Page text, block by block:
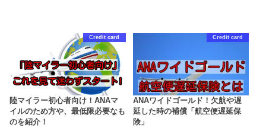
Credit card
陸マイラー初心者向け！ANAマ
イルのため方や、最低限必要なも
のを紹介！
Credit card
ANAワイドゴールド！欠航や遅
延した時の補償「航空便遅延保
険」